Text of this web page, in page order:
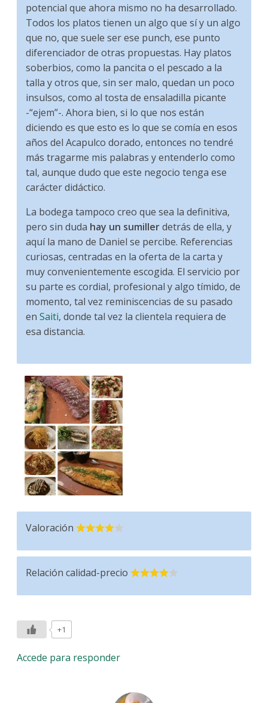
potencial que ahora mismo no ha desarrollado.
Todos los platos tienen un algo que sí y un algo
que no, que suele ser ese punch, ese punto
diferenciador de otras propuestas. Hay platos
soberbios, como la pancita o el pescado a la
talla y otros que, sin ser malo, quedan un poco
insulsos, como al tosta de ensaladilla picante
-“ejem”-. Ahora bien, si lo que nos están
diciendo es que esto es lo que se comía en esos
años del Acapulco dorado, entonces no tendré
más tragarme mis palabras y entenderlo como
tal, aunque dudo que este negocio tenga ese
carácter didáctico.
La bodega tampoco creo que sea la definitiva,
pero sin duda hay un sumillerdetrás de ella, y
aquí la mano de Daniel se percibe. Referencias
curiosas, centradas en la oferta de la carta y
muy convenientemente escogida. El servicio por
su parte es cordial, profesional y algo tímido, de
momento, tal vez reminiscencias de su pasado
enSaiti, donde tal vez la clientela requiera de
esa distancia.
Valoración
Relación calidad-precio
+1
Accede para responder